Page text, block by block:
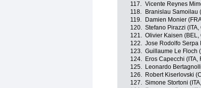
117. Vicente Reynes
118.
Branislau Samoilau
119.
Damien Monier
120. Stefano Pirazzi
121. Olivier Kaisen
122. Jose Rodolfo Serpa
123. Guillaume Le Floch
124.
Eros Capecchi (ITA,
125.
Leonardo
126.
Robert Kiserlovski
127. Simone Stortoni